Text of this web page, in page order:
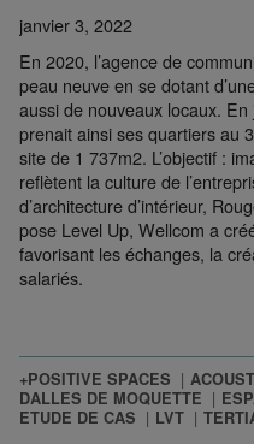
janvier 3, 2022
En 2020, l’agence de
peau neuve en se dotant
aussi de nouveaux locaux.
prenait ainsi ses quartiers au
site de 1 737m2. L’objectif :
reflètent la culture de
d’architecture d’intérieur,
pose Level Up, Wellcom a
favorisant les échanges, la
salariés.
+POSITIVE SPACES
DALLES DE MOQUETTE
ETUDE DE CAS
LVT